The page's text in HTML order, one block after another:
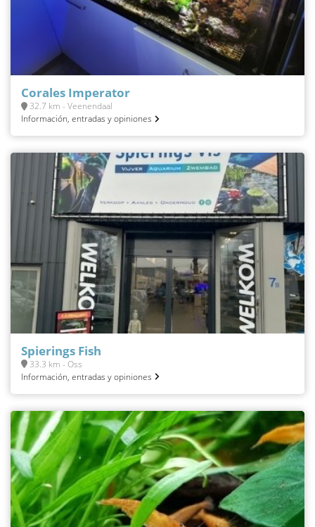
Corales Imperator
32.7 km - Veenendaal
Información, entradas y opiniones
Spierings Fish
33.3 km - Oss
Información, entradas y opiniones